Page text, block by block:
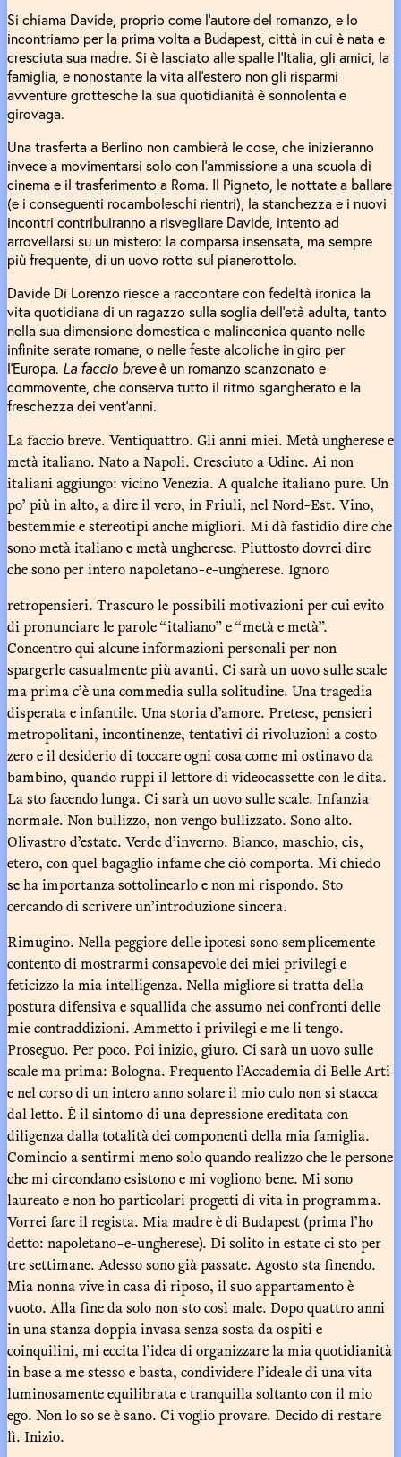
Si chiama Davide, proprio come l’autore del romanzo, e lo
incontriamo per la prima volta a Budapest, città in cui è nata e
cresciuta sua madre. Si è lasciato alle spalle l’Italia, gli amici, la
famiglia, e nonostante la vita all’estero non gli risparmi
avventure grottesche la sua quotidianità è sonnolenta e
girovaga.
Una trasferta a Berlino non cambierà le cose, che inizieranno
invece a movimentarsi solo con l’ammissione a una scuola di
cinema e il trasferimento a Roma. Il Pigneto, le nottate a ballare
(e i conseguenti rocamboleschi rientri), la stanchezza e i nuovi
incontri contribuiranno a risvegliare Davide, intento ad
arrovellarsi su un mistero: la comparsa insensata, ma sempre
più frequente, di un uovo rotto sul pianerottolo.
Davide Di Lorenzo riesce a raccontare con fedeltà ironica la
vita quotidiana di un ragazzo sulla soglia dell’età adulta, tanto
nella sua dimensione domestica e malinconica quanto nelle
infinite serate romane, o nelle feste alcoliche in giro per
l’Europa. La faccio breveè un romanzo scanzonato e
commovente, che conserva tutto il ritmo sgangherato e la
freschezza dei vent’anni.
La faccio breve. Ventiquattro. Gli anni miei. Metà ungherese e
metà italiano. Nato a Napoli. Cresciuto a Udine. Ai non
italiani aggiungo: vicino Venezia. A qualche italiano pure. Un
po’ più in alto, a dire il vero, in Friuli, nel Nord-Est. Vino,
bestemmie e stereotipi anche migliori. Mi dà fastidio dire che
sono metà italiano e metà ungherese. Piuttosto dovrei dire
che sono per intero napoletano-e-ungherese. Ignoro
retropensieri. Trascuro le possibili motivazioni per cui evito
di pronunciare le parole “italiano” e “metà e metà”.
Concentro qui alcune informazioni personali per non
spargerle casualmente più avanti. Ci sarà un uovo sulle scale
ma prima c’è una commedia sulla solitudine. Una tragedia
disperata e infantile. Una storia d’amore. Pretese, pensieri
metropolitani, incontinenze, tentativi di rivoluzioni a costo
zero e il desiderio di toccare ogni cosa come mi ostinavo da
bambino, quando ruppi il lettore di videocassette con le dita.
La sto facendo lunga. Ci sarà un uovo sulle scale. Infanzia
normale. Non bullizzo, non vengo bullizzato. Sono alto.
Olivastro d’estate. Verde d’inverno. Bianco, maschio, cis,
etero, con quel bagaglio infame che ciò comporta. Mi chiedo
se ha importanza sottolinearlo e non mi rispondo. Sto
cercando di scrivere un’introduzione sincera.
Rimugino. Nella peggiore delle ipotesi sono semplicemente
contento di mostrarmi consapevole dei miei privilegi e
feticizzo la mia intelligenza. Nella migliore si tratta della
postura difensiva e squallida che assumo nei confronti delle
mie contraddizioni. Ammetto i privilegi e me li tengo.
Proseguo. Per poco. Poi inizio, giuro. Ci sarà un uovo sulle
scale ma prima: Bologna. Frequento l’Accademia di Belle Arti
e nel corso di un intero anno solare il mio culo non si stacca
dal letto. È il sintomo di una depressione ereditata con
diligenza dalla totalità dei componenti della mia famiglia.
Comincio a sentirmi meno solo quando realizzo che le persone
che mi circondano esistono e mi vogliono bene. Mi sono
laureato e non ho particolari progetti di vita in programma.
Vorrei fare il regista. Mia madre è di Budapest (prima l’ho
detto: napoletano-e-ungherese). Di solito in estate ci sto per
tre settimane. Adesso sono già passate. Agosto sta finendo.
Mia nonna vive in casa di riposo, il suo appartamento è
vuoto. Alla fine da solo non sto così male. Dopo quattro anni
in una stanza doppia invasa senza sosta da ospiti e
coinquilini, mi eccita l’idea di organizzare la mia quotidianità
in base a me stesso e basta, condividere l’ideale di una vita
luminosamente equilibrata e tranquilla soltanto con il mio
ego. Non lo so se è sano. Ci voglio provare. Decido di restare
lì. Inizio.